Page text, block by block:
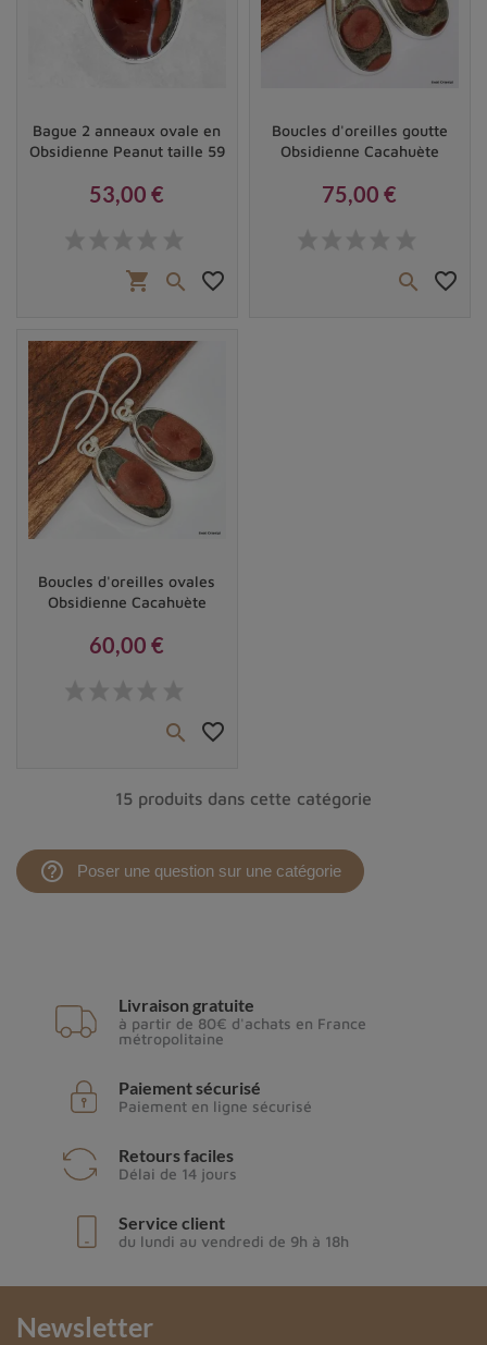
Bague 2 anneaux ovale en
Obsidienne Peanut taille 59
53,00 €
shopping_cart  favorite_border
Boucles d'oreilles goutte
Obsidienne Cacahuète
75,00 €
 favorite_border
Boucles d'oreilles ovales
Obsidienne Cacahuète
60,00 €
 favorite_border
15 produits dans cette catégorie
help_outline Poser une question sur une catégorie
Livraison gratuite
à partir de 80€ d'achats en France
métropolitaine
Paiement sécurisé
Paiement en ligne sécurisé
Retours faciles
Délai de 14 jours
Service client
du lundi au vendredi de 9h à 18h
Newsletter